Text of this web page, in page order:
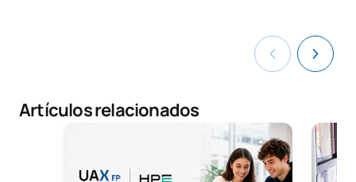
Artículos relacionados